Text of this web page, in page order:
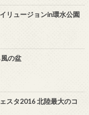
リュージョンin環水公園
の盆
スタ2016 北陸最大のコ